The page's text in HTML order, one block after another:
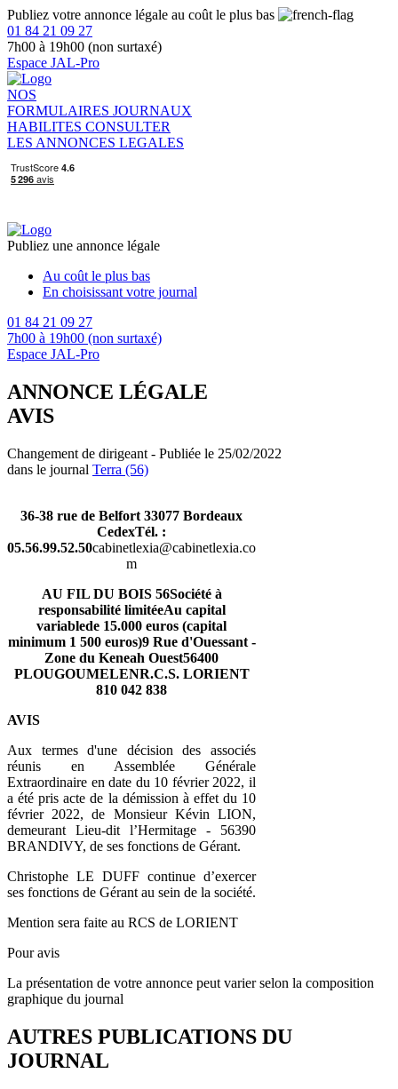
Publiez votre annonce légale au coût le plus bas
01 84 21 09 27
7h00 à 19h00 (non surtaxé)
Espace JAL-Pro
NOS
FORMULAIRES JOURNAUX
HABILITES CONSULTER
LES ANNONCES LEGALES
Publiez une annonce légale
Au coût le plus bas
En choisissant votre journal
01 84 21 09 27
7h00 à 19h00 (non surtaxé)
Espace JAL-Pro
ANNONCE LÉGALE
AVIS
Changement de dirigeant - Publiée le 25/02/2022
dans le journal Terra (56)
36-38 rue de Belfort 33077 Bordeaux
CedexTél. :
05.56.99.52.50cabinetlexia@cabinetlexia.co
m
AU FIL DU BOIS 56Société à
responsabilité limitéeAu capital
variablede 15.000 euros (capital
minimum 1 500 euros)9 Rue d'Ouessant -
Zone du Keneah Ouest56400
PLOUGOUMELENR.C.S. LORIENT
810 042 838
AVIS
Aux termes d'une décision des associés
réunis en Assemblée Générale
Extraordinaire en date du 10 février 2022, il
a été pris acte de la démission à effet du 10
février 2022, de Monsieur Kévin LION,
demeurant Lieu-dit l’Hermitage - 56390
BRANDIVY, de ses fonctions de Gérant.
Christophe LE DUFF continue d’exercer
ses fonctions de Gérant au sein de la société.
Mention sera faite au RCS de LORIENT
Pour avis
La présentation de votre annonce peut varier selon la composition
graphique du journal
AUTRES PUBLICATIONS DU
JOURNAL